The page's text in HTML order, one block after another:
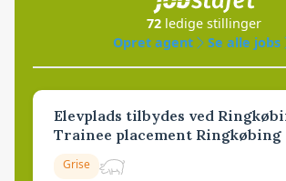
72 ledige stillinger
Opret agent
Se alle jobs
Elevplads tilbydes ved
Trainee placement Ringkøbing
Grise